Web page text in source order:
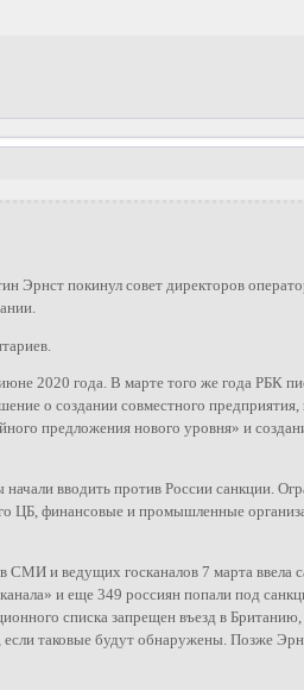
Эрнст покинул совет директоров
2020 года. В марте того же года РБК
о создании совместного предприятия,
предложения нового уровня» и
вводить против России санкции.
ЦБ, финансовые и промышленные
СМИ и ведущих госканалов 7 марта ввела
и еще 349 россиян попали под
списка запрещен въезд в Британию,
таковые будут обнаружены. Позже